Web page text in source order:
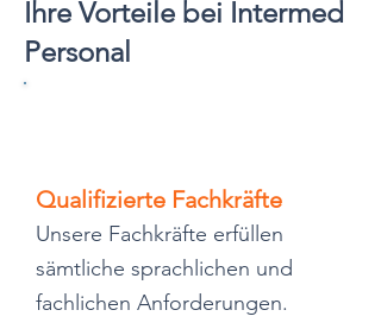
Ihre Vorteile bei Intermed
Personal
Qualifizierte Fachkräfte
Unsere Fachkräfte erfüllen
sämtliche sprachlichen und
fachlichen Anforderungen.